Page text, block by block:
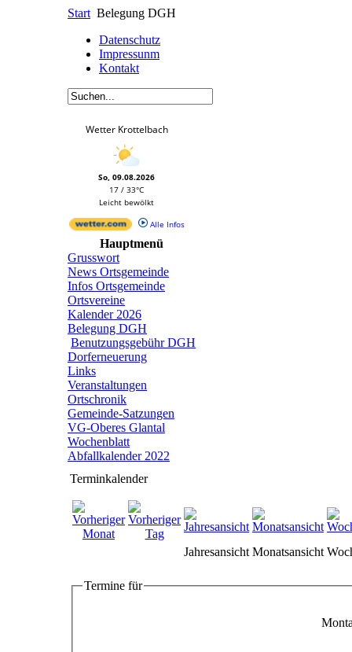
Start Belegung DGH
Datenschutz
Impressunm
Kontakt
Wetter Krottelbach
So, 09.08.2026
17 / 33°C
Leicht bewölkt
Alle Infos
Hauptmenü
Grusswort
News Ortsgemeinde
Infos Ortsgemeinde
Ortsvereine
Kalender 2026
Belegung DGH
Benutzungsgebühr DGH
Dorferneuerung
Links
Veranstaltungen
Ortschronik
Gemeinde-Satzungen
VG-Oberes Glantal
Wochenblatt
Abfallkalender 2022
Terminkalender
Jahresansicht Monatsansicht
Termine für